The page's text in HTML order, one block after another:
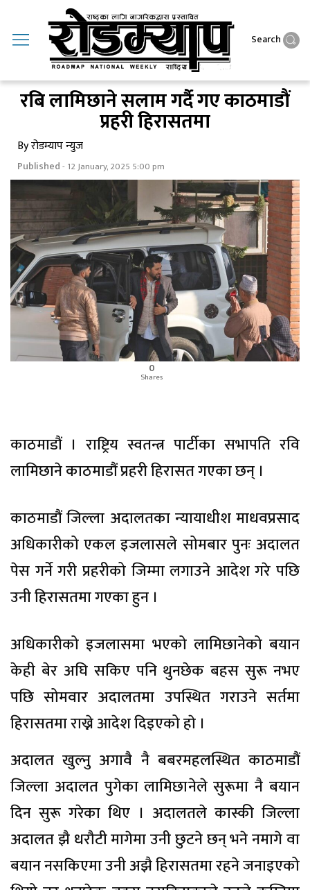
Search
रबि लामिछाने सलाम गर्दै गए काठमाडाैं
प्रहरी हिरासतमा
By रोडम्याप न्युज
Published- 12 January, 2025 5:00 pm
0
Shares
काठमाडौं । राष्ट्रिय स्वतन्त्र पार्टीका सभापति रवि
लामिछाने काठमाडौं प्रहरी हिरासत गएका छन् ।
काठमाडौं जिल्ला अदालतका न्यायाधीश माधवप्रसाद
अधिकारीको एकल इजलासले सोमबार पुनः अदालत
पेस गर्ने गरी प्रहरीको जिम्मा लगाउने आदेश गरे पछि
उनी हिरासतमा गएका हुन ।
अधिकारीको इजलासमा भएको लामिछानेको बयान
केही बेर अघि सकिए पनि थुनछेक बहस सुरू नभए
पछि सोमवार अदालतमा उपस्थित गराउने सर्तमा
हिरासतमा राख्ने आदेश दिइएको हाे ।
अदालत खुल्नु अगावै नै बबरमहलस्थित काठमाडौं
जिल्ला अदालत पुगेका लामिछानेले सुरूमा नै बयान
दिन सुरू गरेका थिए । अदालतले कास्की जिल्ला
अदालत झै धरौटी मागेमा उनी छुटने छन् भने नमागे वा
बयान नसकिएमा उनी अझै हिरासतमा रहने जनाइएको